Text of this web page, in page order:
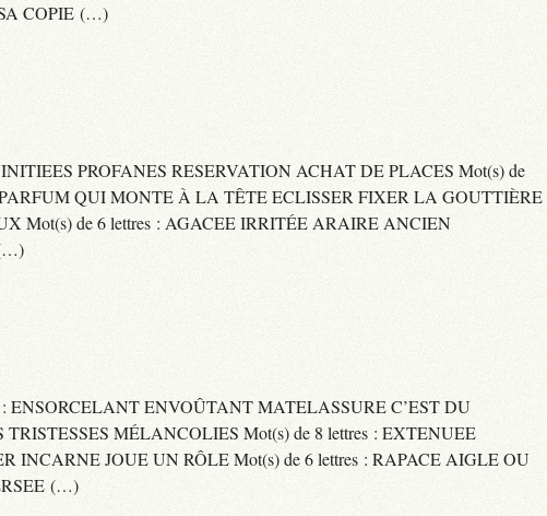
COPIE (…)
PROFANES RESERVATION ACHAT DE PLACES Mot(s) de
QUI MONTE À LA TÊTE ECLISSER FIXER LA GOUTTIÈRE
Mot(s) de 6 lettres : AGACEE IRRITÉE ARAIRE ANCIEN
ENSORCELANT ENVOÛTANT MATELASSURE C’EST DU
MÉLANCOLIES Mot(s) de 8 lettres : EXTENUEE
INCARNE JOUE UN RÔLE Mot(s) de 6 lettres : RAPACE AIGLE OU
(…)